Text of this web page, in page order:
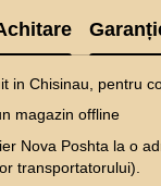
in Chisinau, pentru
magazin offline
Nova Poshta la o
transportatorului).